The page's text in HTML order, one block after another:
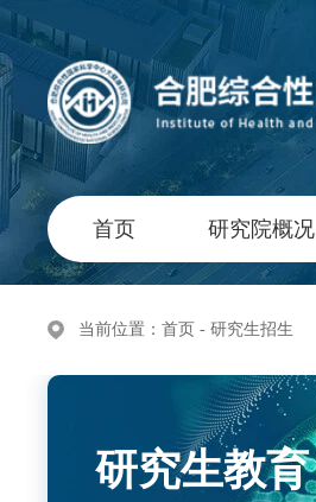
首页 研究院概况
当前位置：首页 - 研究生招生
研究生教育